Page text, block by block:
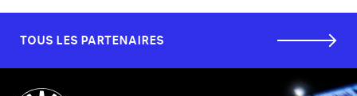
TOUS LES PARTENAIRES